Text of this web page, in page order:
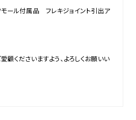
モール付属品 フレキジョイント引出ア
顧くださいますよう、よろしくお願いい